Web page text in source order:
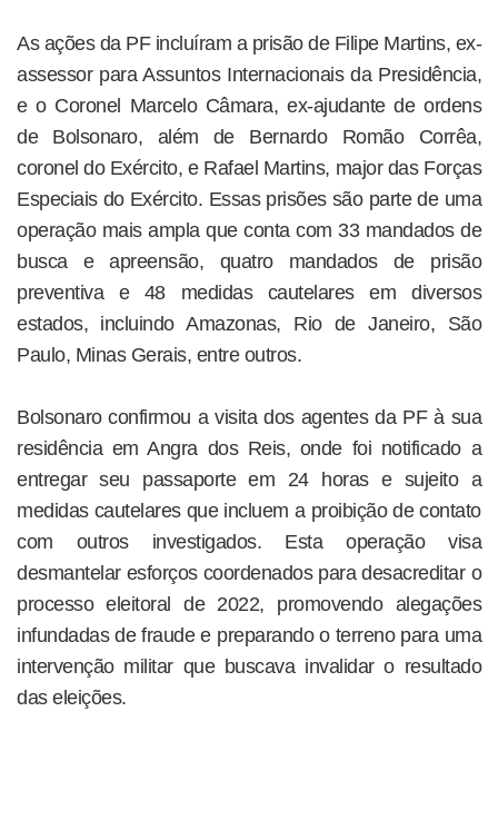
As ações da PF incluíram a prisão de Filipe Martins, ex-
assessor para Assuntos Internacionais da Presidência,
e o Coronel Marcelo Câmara, ex-ajudante de ordens
de Bolsonaro, além de Bernardo Romão Corrêa,
coronel do Exército, e Rafael Martins, major das Forças
Especiais do Exército. Essas prisões são parte de uma
operação mais ampla que conta com 33 mandados de
busca e apreensão, quatro mandados de prisão
preventiva e 48 medidas cautelares em diversos
estados, incluindo Amazonas, Rio de Janeiro, São
Paulo, Minas Gerais, entre outros.
Bolsonaro confirmou a visita dos agentes da PF à sua
residência em Angra dos Reis, onde foi notificado a
entregar seu passaporte em 24 horas e sujeito a
medidas cautelares que incluem a proibição de contato
com outros investigados. Esta operação visa
desmantelar esforços coordenados para desacreditar o
processo eleitoral de 2022, promovendo alegações
infundadas de fraude e preparando o terreno para uma
intervenção militar que buscava invalidar o resultado
das eleições.